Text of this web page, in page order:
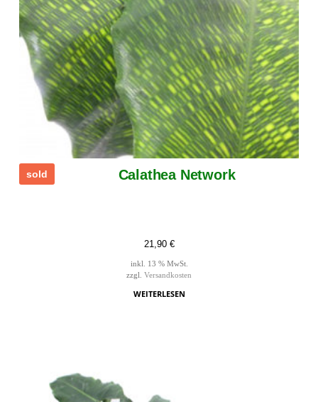
sold Calathea Network
21,90 €
inkl. 13 % MwSt.
zzgl. Versandkosten
WEITERLESEN